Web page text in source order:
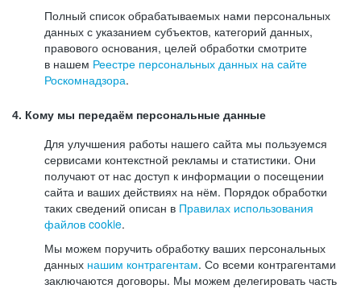
Полный список обрабатываемых нами персональных
данных с указанием субъектов, категорий данных,
правового основания, целей обработки смотрите
в нашем Реестре персональных данных на сайте
Роскомнадзора.
4. Кому мы передаём персональные данные
Для улучшения работы нашего сайта мы пользуемся
сервисами контекстной рекламы и статистики. Они
получают от нас доступ к информации о посещении
сайта и ваших действиях на нём. Порядок обработки
таких сведений описан в Правилах использования
файлов cookie.
Мы можем поручить обработку ваших персональных
данных нашим контрагентам. Со всеми контрагентами
заключаются договоры. Мы можем делегировать часть